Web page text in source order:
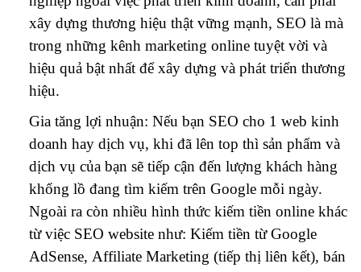
xây dựng thương hiệu thật vững mạnh, SEO là mà
trong những kênh marketing online tuyệt vời và
hiệu quả bật nhất để xây dựng và phát triển thương
hiệu.
Gia tăng lợi nhuận: Nếu bạn SEO cho 1 web kinh
doanh hay dịch vụ, khi đã lên top thì sản phẩm và
dịch vụ của bạn sẽ tiếp cận đến lượng khách hàng
khổng lồ đang tìm kiếm trên Google mỗi ngày.
Ngoài ra còn nhiều hình thức kiếm tiền online khác
từ việc SEO website như: Kiếm tiền từ Google
AdSense, Affiliate Marketing (tiếp thị liên kết), bán